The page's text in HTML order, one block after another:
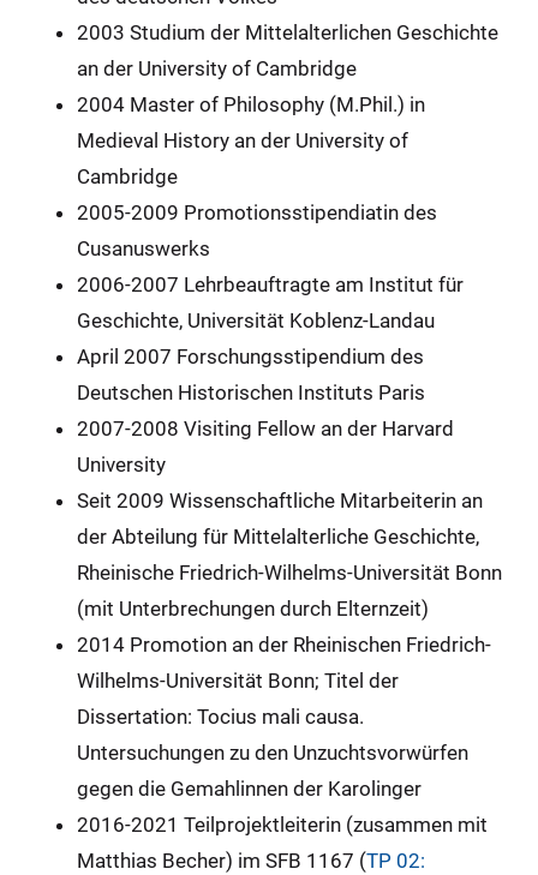
2003 Studium der Mittelalterlichen Geschichte
an der University of Cambridge
2004 Master of Philosophy (M.Phil.) in
Medieval History an der University of
Cambridge
2005-2009 Promotionsstipendiatin des
Cusanuswerks
2006-2007 Lehrbeauftragte am Institut für
Geschichte, Universität Koblenz-Landau
April 2007 Forschungsstipendium des
Deutschen Historischen Instituts Paris
2007-2008 Visiting Fellow an der Harvard
University
Seit 2009 Wissenschaftliche Mitarbeiterin an
der Abteilung für Mittelalterliche Geschichte,
Rheinische Friedrich-Wilhelms-Universität Bonn
(mit Unterbrechungen durch Elternzeit)
2014 Promotion an der Rheinischen Friedrich-
Wilhelms-Universität Bonn; Titel der
Dissertation: Tocius mali causa.
Untersuchungen zu den Unzuchtsvorwürfen
gegen die Gemahlinnen der Karolinger
2016-2021 Teilprojektleiterin (zusammen mit
Matthias Becher) im SFB 1167 (TP 02: